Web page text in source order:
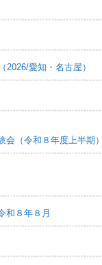
2026/愛知・名古屋）
会（令和８年度上半期）
和８年８月